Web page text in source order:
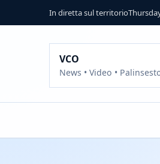
In diretta sul territorio
VCO
News • Video •